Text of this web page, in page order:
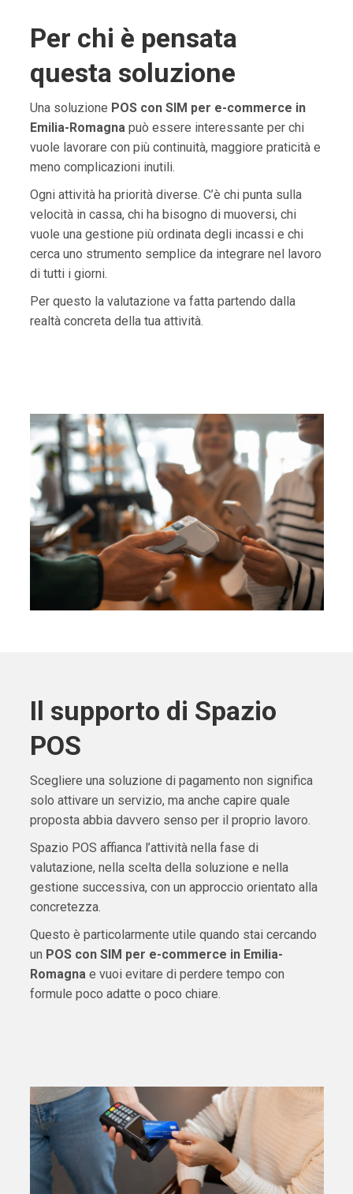
Per chi è pensata
questa soluzione
Una soluzione POS con SIM per e-commerce in
Emilia-Romagnapuò essere interessante per chi
vuole lavorare con più continuità, maggiore praticità e
meno complicazioni inutili.
Ogni attività ha priorità diverse. C’è chi punta sulla
velocità in cassa, chi ha bisogno di muoversi, chi
vuole una gestione più ordinata degli incassi e chi
cerca uno strumento semplice da integrare nel lavoro
di tutti i giorni.
Per questo la valutazione va fatta partendo dalla
realtà concreta della tua attività.
Il supporto di Spazio
POS
Scegliere una soluzione di pagamento non significa
solo attivare un servizio, ma anche capire quale
proposta abbia davvero senso per il proprio lavoro.
Spazio POS affianca l’attività nella fase di
valutazione, nella scelta della soluzione e nella
gestione successiva, con un approccio orientato alla
concretezza.
Questo è particolarmente utile quando stai cercando
un POS con SIM per e-commerce in Emilia-
Romagnae vuoi evitare di perdere tempo con
formule poco adatte o poco chiare.